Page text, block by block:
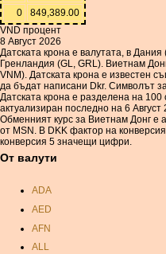
0
849,389.00
VND процент
8 Август 2026
Датската крона е валутата, в
Гренландия (GL, GRL). Виетнам
VNM). Датската крона е известен
да бъдат написани Dkr. Символът
Датската крона е разделена на 100
актуализиран последно на 6
Обменният курс за Виетнам Донг е
от MSN. В DKK фактор на
конверсия 5 значещи цифри.
От валути
ADA
AED
AFN
ALL